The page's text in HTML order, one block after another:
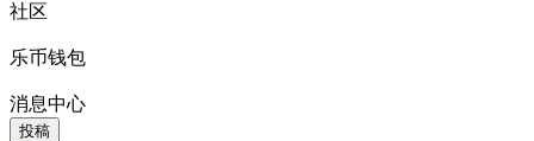
社区
乐币钱包
消息中心
投稿